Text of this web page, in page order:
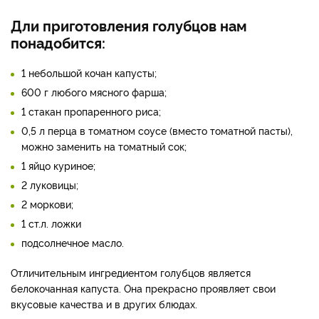
Дли приготовления голубцов нам
понадобится:
1 небольшой кочан капусты;
600 г любого мясного фарша;
1 стакан пропаренного риса;
0,5 л перца в томатном соусе (вместо томатной пасты),
можно заменить на томатный сок;
1 яйцо куриное;
2 луковицы;
2 моркови;
1 ст.л. ложки
подсолнечное масло.
Отличительным ингредиентом голубцов является
белокочанная капуста. Она прекрасно проявляет свои
вкусовые качества и в других блюдах.